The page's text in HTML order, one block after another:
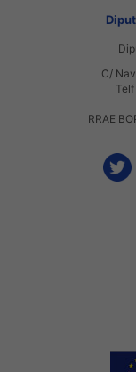
C/
RRAE